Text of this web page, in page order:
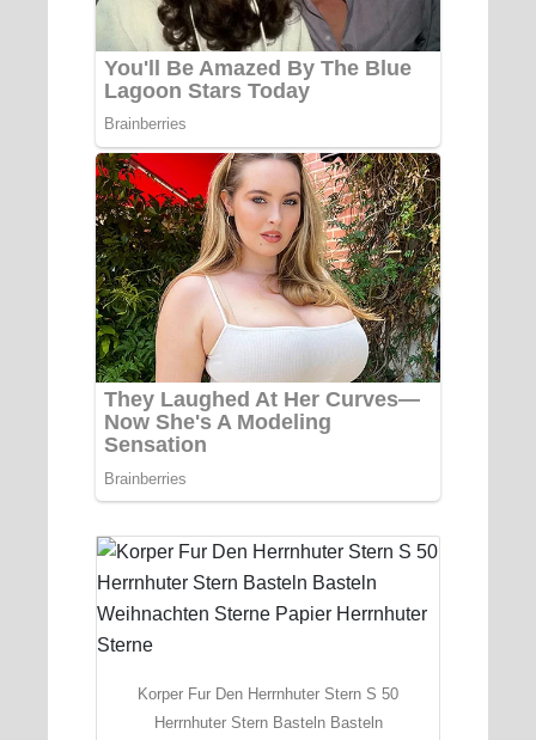
Korper Fur Den Herrnhuter Stern S 50
Herrnhuter Stern Basteln Basteln